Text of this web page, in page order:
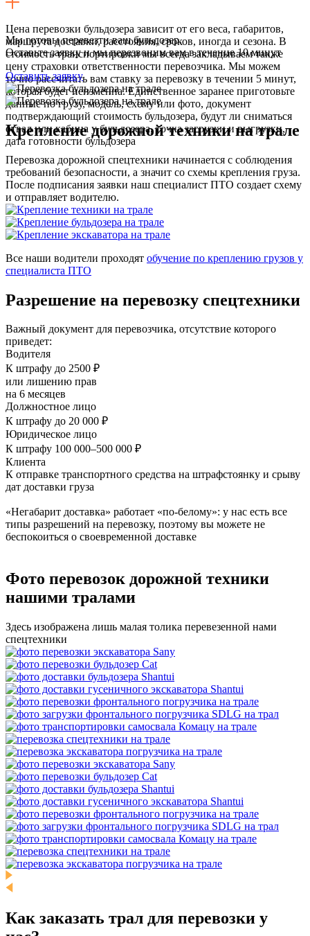
Цена перевозки бульдозера зависит от его веса, габаритов,
маршрута доставки, расстояния, сроков, иногда и сезона. В
стоимость транспортировки мы всегда закладываем также
цену страховки ответственности перевозчика. Мы можем
точно рассчитать вам ставку за перевозку в течении 5 минут,
которая будет неизменна. Единственное заранее приготовьте
данные по грузу, модель, схему или фото, документ
подтверждающий стоимость бульдозера, будут ли сниматься
отвал или кабина у бульдозера, точка загрузки и выгрузки,
дата готовности бульдозера
Мы готовы перевезти ваш бульдозер.
Оставьте заявку и мы перезвоним вам в течение 10 минут
Оставить заявку
Крепление дорожной техники на трале
Перевозка дорожной спецтехники начинается с соблюдения
требований безопасности, а значит со схемы крепления груза.
После подписания заявки наш специалист ПТО создает схему
и отправляет водителю.
Все наши водители проходят обучение по креплению грузов у
специалиста ПТО
Разрешение на перевозку спецтехники
Важный документ для перевозчика, отсутствие которого
приведет:
Водителя
К штрафу до 2500 ₽
или лишению прав
на 6 месяцев
Должностное лицо
К штрафу до 20 000 ₽
Юридическое лицо
К штрафу 100 000–500 000 ₽
Клиента
К отправке транспортного средства на штрафстоянку и срыву
дат доставки груза
«Негабарит доставка» работает «по-белому»: у нас есть все
типы разрешений на перевозку, поэтому вы можете не
беспокоиться о своевременной доставке
Фото перевозок дорожной техники
нашими тралами
Здесь изображена лишь малая толика перевезенной нами
спецтехники
Как заказать трал для перевозки у